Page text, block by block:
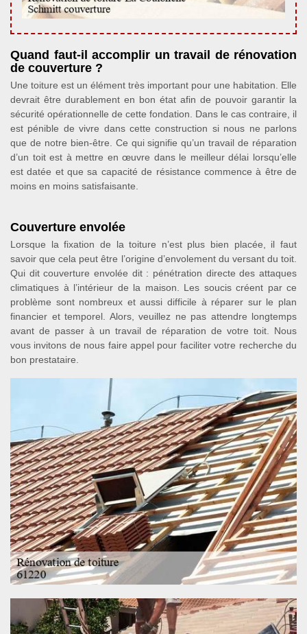
Quand faut-il accomplir un travail de rénovation
de couverture ?
Une toiture est un élément très important pour une habitation. Elle
devrait être durablement en bon état afin de pouvoir garantir la
sécurité opérationnelle de cette fondation. Dans le cas contraire, il
est pénible de vivre dans cette construction si nous ne parlons
que de notre bien-être. Ce qui signifie qu’un travail de réparation
d’un toit est à mettre en œuvre dans le meilleur délai lorsqu’elle
est datée et que sa capacité de résistance commence à être de
moins en moins satisfaisante.
Couverture envolée
Lorsque la fixation de la toiture n’est plus bien placée, il faut
savoir que cela peut être l’origine d’envolement du versant du toit.
Qui dit couverture envolée dit : pénétration directe des attaques
climatiques à l’intérieur de la maison. Les soucis créent par ce
problème sont nombreux et aussi difficile à réparer sur le plan
financier et temporel. Alors, veuillez ne pas attendre longtemps
avant de passer à un travail de réparation de votre toit. Nous
vous invitons de nous faire appel pour faciliter votre recherche du
bon prestataire.